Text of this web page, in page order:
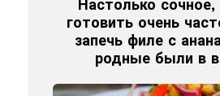
Настолько
готовить очень
запечь филе с
родные были в